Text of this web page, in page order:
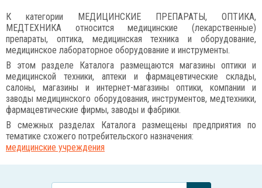
К категории МЕДИЦИНСКИЕ ПРЕПАРАТЫ, ОПТИКА,
МЕДТЕХНИКА относится медицинские (лекарственные)
препараты, оптика, медицинская техника и оборудование,
медицинское лабораторное оборудование и инструменты.
В этом разделе Каталога размещаются магазины оптики и
медицинской техники, аптеки и фармацевтические склады,
салоны, магазины и интернет-магазины оптики, компании и
заводы медицинского оборудования, инструментов, медтехники,
фармацевтические фирмы, заводы и фабрики.
В смежных разделах Каталога размещены предприятия по
тематике схожего потребительского назначения:
медицинские учреждения